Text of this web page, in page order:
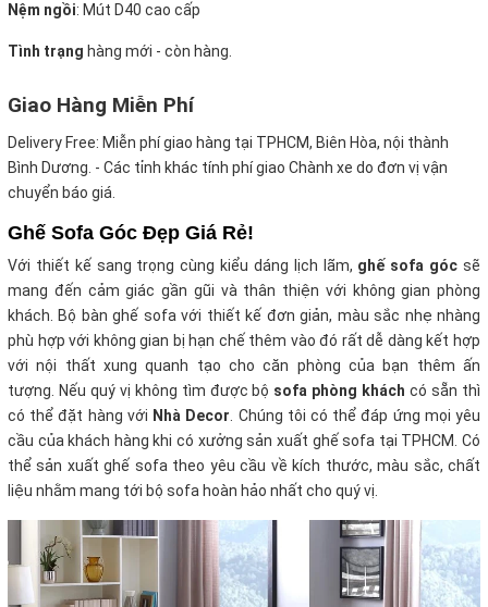
Nệm ngồi: Mút D40 cao cấp
Tình trạng hàng mới - còn hàng.
Giao Hàng Miễn Phí
Delivery Free: Miễn phí giao hàng tại TPHCM, Biên Hòa, nội thành
Bình Dương. - Các tỉnh khác tính phí giao Chành xe do đơn vị vận
chuyển báo giá.
Ghế Sofa Góc Đẹp Giá Rẻ!
Với thiết kế sang trọng cùng kiểu dáng lịch lãm, ghế sofa góc sẽ
mang đến cảm giác gần gũi và thân thiện với không gian phòng
khách. Bộ bàn ghế sofa với thiết kế đơn giản, màu sắc nhẹ nhàng
phù hợp với không gian bị hạn chế thêm vào đó rất dễ dàng kết hợp
với nội thất xung quanh tạo cho căn phòng của bạn thêm ấn
tượng. Nếu quý vị không tìm được bộ sofa phòng khách có sẵn thì
có thể đặt hàng với Nhà Decor. Chúng tôi có thể đáp ứng mọi yêu
cầu của khách hàng khi có xưởng sản xuất ghế sofa tại TPHCM. Có
thể sản xuất ghế sofa theo yêu cầu về kích thước, màu sắc, chất
liệu nhằm mang tới bộ sofa hoàn hảo nhất cho quý vị.